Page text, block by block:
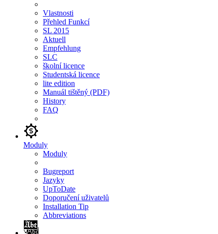
Vlastnosti
Přehled Funkcí
SL 2015
Aktuell
Empfehlung
SLC
školní licence
Studentská licence
lite edition
Manuál tištěný (PDF)
History
FAQ
Moduly
Moduly
Bugreport
Jazyky
UpToDate
Doporučení uživatelů
Installation Tip
Abbreviations